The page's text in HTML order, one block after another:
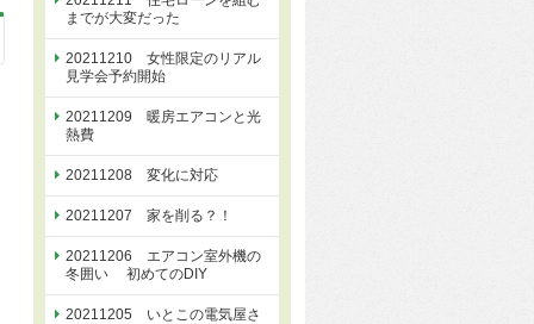
までが大変だった
20211210 女性限定のリアル
見学会予約開始
20211209 暖房エアコンと光
熱費
20211208 変化に対応
20211207 家を削る？！
20211206 エアコン室外機の
冬囲い 初めてのDIY
20211205 いとこの電気屋さ